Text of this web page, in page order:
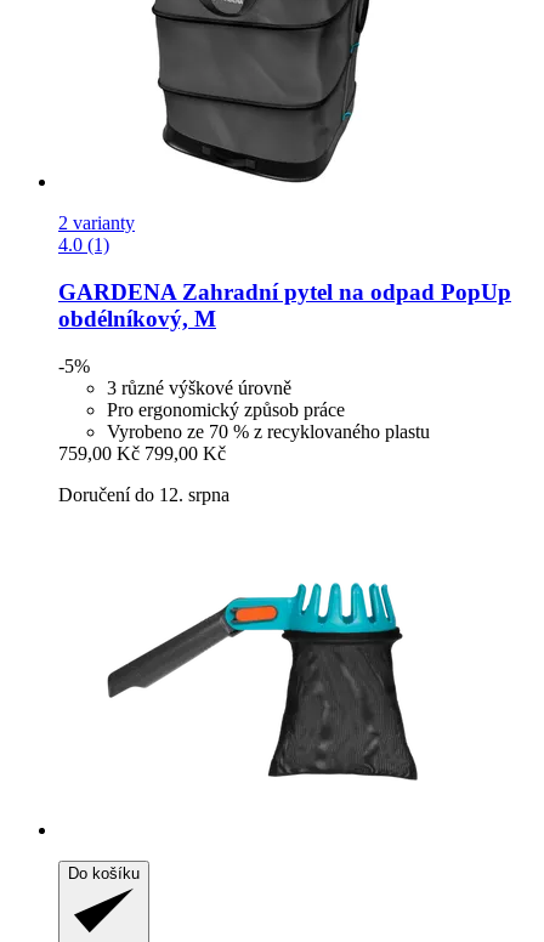
2 varianty
4.0 (1)
GARDENA Zahradní pytel na odpad PopUp
obdélníkový, M
-5%
3 různé výškové úrovně
Pro ergonomický způsob práce
Vyrobeno ze 70 % z recyklovaného plastu
759,00 Kč 799,00 Kč
Doručení do 12. srpna
Do košíku